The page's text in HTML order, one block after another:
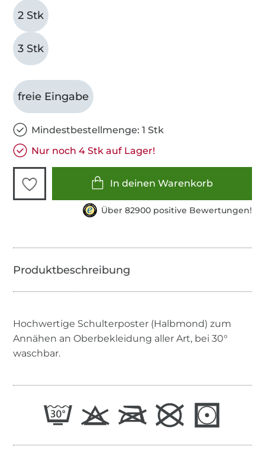
2 Stk
3 Stk
freie Eingabe
Mindestbestellmenge: 1 Stk
Nur noch 4 Stk auf Lager!
In deinen Warenkorb
Über 82900 positive Bewertungen!
Hochwertige Schulterposter (Halbmond) zum
Annähen an Oberbekleidung aller Art, bei 30°
waschbar.